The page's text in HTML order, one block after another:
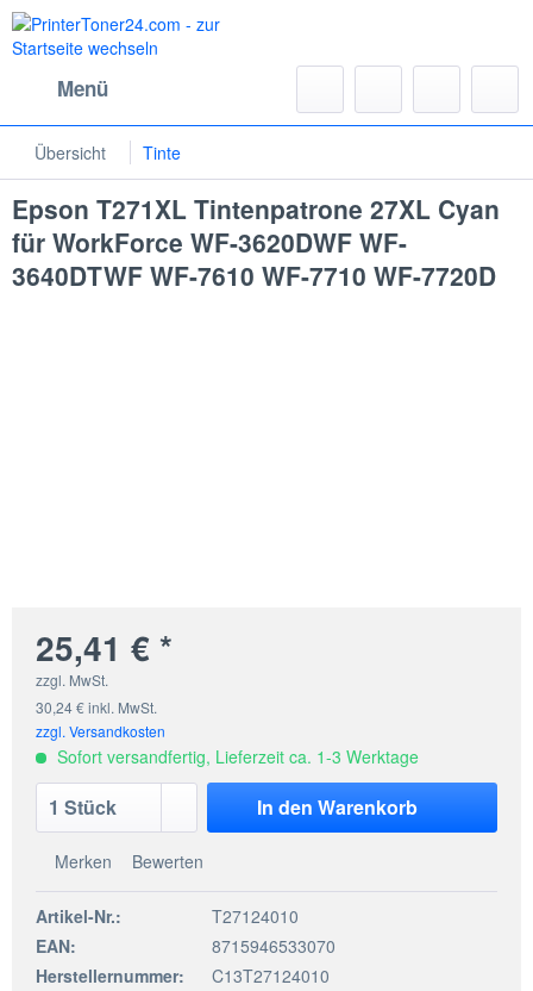
Menü
Übersicht Tinte
Epson T271XL Tintenpatrone 27XL Cyan
für WorkForce WF-3620DWF WF-
3640DTWF WF-7610 WF-7710 WF-7720D
25,41 € *
zzgl. MwSt.
30,24 € inkl. MwSt.
zzgl. Versandkosten
Sofort versandfertig, Lieferzeit ca. 1-3 Werktage
In den Warenkorb
Merken Bewerten
Artikel-Nr.:
T27124010
EAN:
8715946533070
Herstellernummer:
C13T27124010